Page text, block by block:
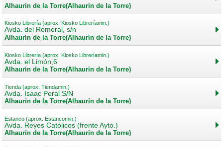
Alhaurín de la Torre(Alhaurín de la Torre)
Kiosko Librería (aprox. Kiosko Libreríamin.)
Avda. del Romeral, s/n
Alhaurín de la Torre(Alhaurín de la Torre)
Kiosko Librería (aprox. Kiosko Libreríamin.)
Avda. el Limón,6
Alhaurín de la Torre(Alhaurín de la Torre)
Tienda (aprox. Tiendamin.)
Avda. Isaac Peral S/N
Alhaurín de la Torre(Alhaurín de la Torre)
Estanco (aprox. Estancomin.)
Avda. Reyes Católicos (frente Ayto.)
Alhaurín de la Torre(Alhaurín de la Torre)